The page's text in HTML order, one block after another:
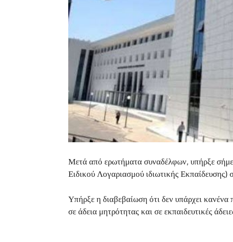
Μετά από ερωτήματα συναδέλφων, υπήρξε
Ειδικού Λογαριασμού ιδιωτικής Εκπαίδευσης)
Υπήρξε η διαβεβαίωση ότι δεν υπάρχει
σε άδεια μητρότητας και σε εκπαιδευτικές